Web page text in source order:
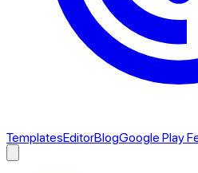
TemplatesEditorBlogGoogle Play